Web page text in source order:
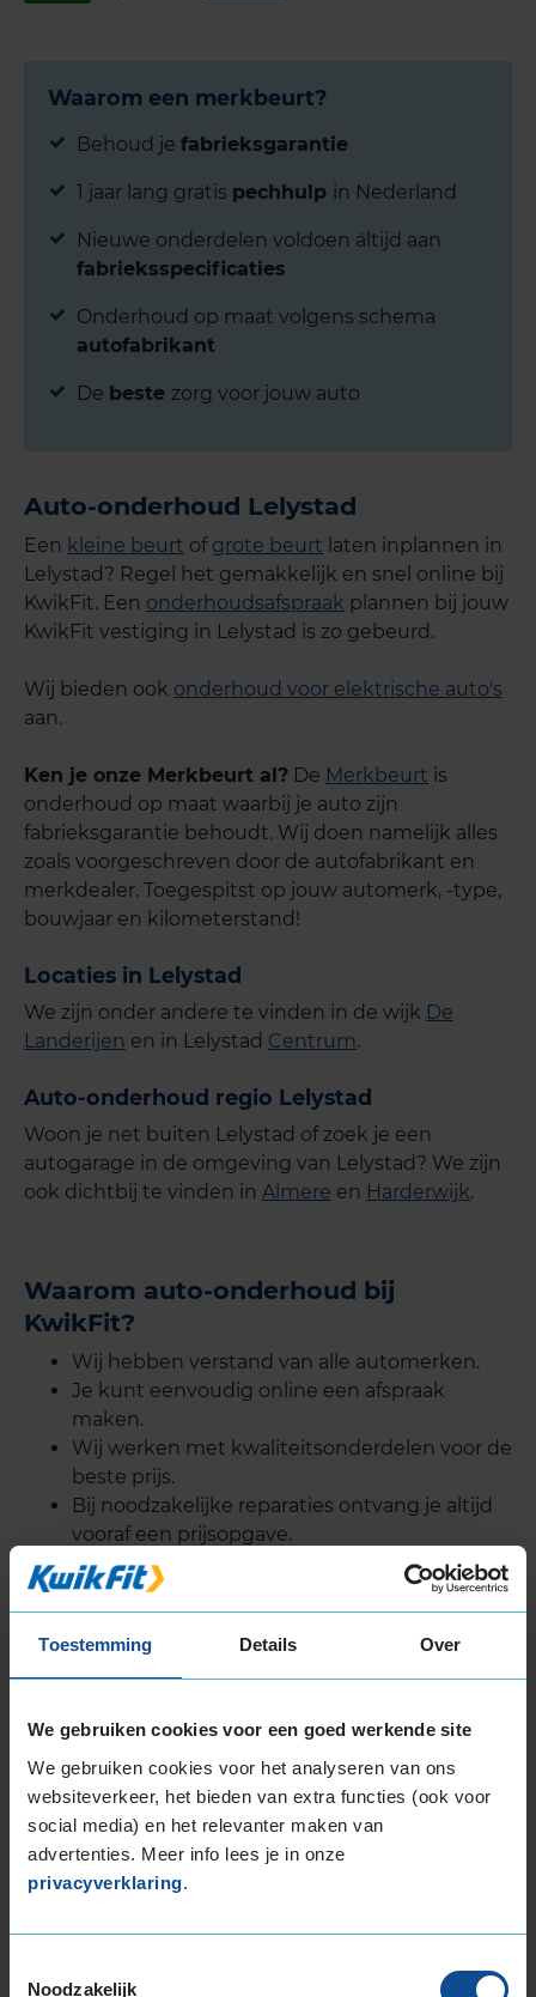
Toestemming Details Over
We gebruiken cookies voor een goed werkende site
We gebruiken cookies voor het analyseren van ons
websiteverkeer, het bieden van extra functies (ook voor
social media) en het relevanter maken van
advertenties. Meer info lees je in onze
privacyverklaring.
Noodzakelijk
Waarom een merkbeurt?
Behoud je fabrieksgarantie
1 jaar lang gratis pechhulp in Nederland
Nieuwe onderdelen voldoen áltijd aan
fabrieksspecificaties
Onderhoud op maat volgens schema
autofabrikant
De beste zorg voor jouw auto
Auto-onderhoud Lelystad
Een kleine beurt of grote beurt laten inplannen in
Lelystad? Regel het gemakkelijk en snel online bij
KwikFit. Een onderhoudsafspraak plannen bij jouw
KwikFit vestiging in Lelystad is zo gebeurd.
Wij bieden ook onderhoud voor elektrische auto's
aan.
Ken je onze Merkbeurt al? De Merkbeurt is
onderhoud op maat waarbij je auto zijn
fabrieksgarantie behoudt. Wij doen namelijk alles
zoals voorgeschreven door de autofabrikant en
merkdealer. Toegespitst op jouw automerk, -type,
bouwjaar en kilometerstand!
Locaties in Lelystad
We zijn onder andere te vinden in de wijk De
Landerijen en in Lelystad Centrum.
Auto-onderhoud regio Lelystad
Woon je net buiten Lelystad of zoek je een
autogarage in de omgeving van Lelystad? We zijn
ook dichtbij te vinden in Almere en Harderwijk.
Waarom auto-onderhoud bij
KwikFit?
Wij hebben verstand van alle automerken.
Je kunt eenvoudig online een afspraak
maken.
Wij werken met kwaliteitsonderdelen voor de
beste prijs.
Bij noodzakelijke reparaties ontvang je altijd
vooraf een prijsopgave.
Uiteraard kun je bij ons ook terecht voor alle
soorten en merkenautobanden in Lelystad,APK-
keuring in Lelystad
en voor je
aircoservice in
Lelystad.